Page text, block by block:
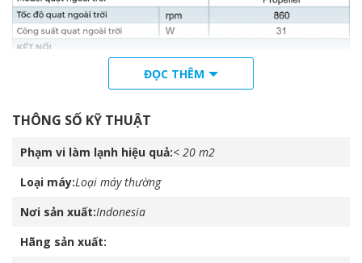
ĐỌC THÊM
THÔNG SỐ KỸ THUẬT
Phạm vi làm lạnh hiệu quả < 20 m2
Loại máy Loại máy thường
Nơi sản xuất Indonesia
Hãng sản xuất